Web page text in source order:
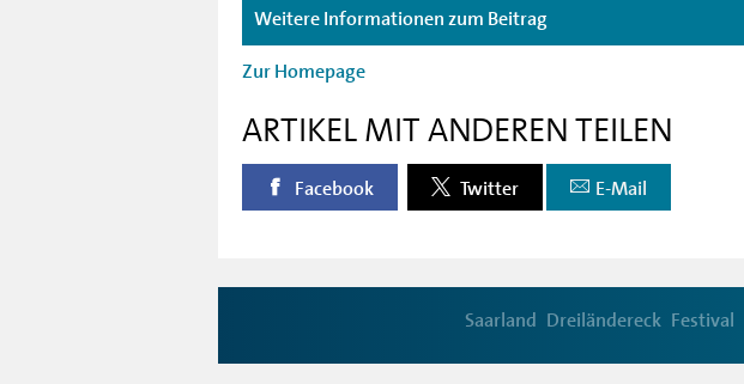
Weitere Informationen zum Beitrag
Zur Homepage
ARTIKEL MIT ANDEREN TEILEN
Facebook Twitter E-Mail
Saarland Dreiländereck Festival